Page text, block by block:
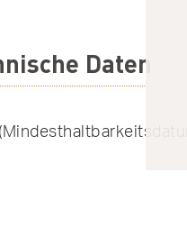
Daten